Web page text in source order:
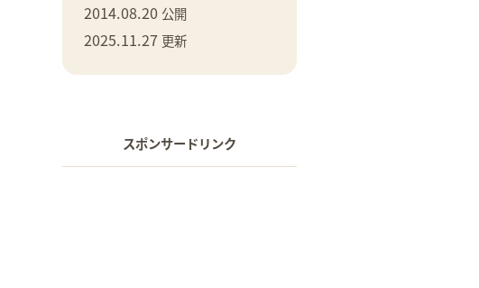
2014.08.20 公開
2025.11.27 更新
スポンサードリンク